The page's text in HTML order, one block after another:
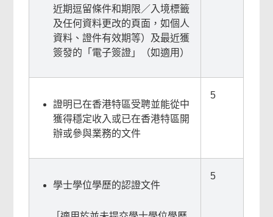
近期逗留條件和期限／入境標籤
及任何資料更改的頁面，如個人
資料、證件有效期等）及最近獲
簽發的「電子簽證」（如適用）
證明已在香港特區受聘並能從中
獲得穩定收入或已在香港特區開
辦或參與業務的文件
5
學士學位學歷的認證文件
5